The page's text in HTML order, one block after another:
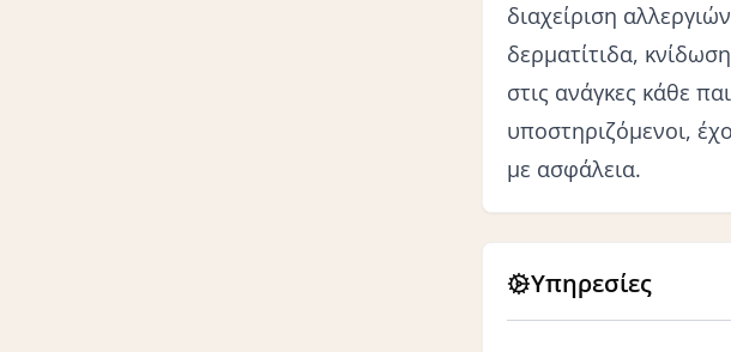
διαχείριση
δερματίτιδα,
στις ανάγκες κάθε
υποστηριζόμενοι,
με ασφάλεια.
Υπηρεσίες